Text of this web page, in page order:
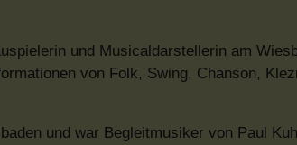
und Musicaldarstellerin am
von Folk, Swing, Chanson,
und war Begleitmusiker von Paul